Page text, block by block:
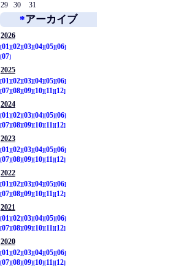
29
30 31
*アーカイブ
2026
01
02 03 04 05 06
07
2025
01
02 03 04 05 06
07 08 09 10 11
12
2024
01
02 03 04 05 06
07 08 09 10 11
12
2023
01
02 03 04 05 06
07 08 09 10 11
12
2022
01
02 03 04 05 06
07 08 09 10 11
12
2021
01
02 03 04 05 06
07 08 09 10 11
12
2020
01
02 03 04 05 06
07 08 09 10 11
12